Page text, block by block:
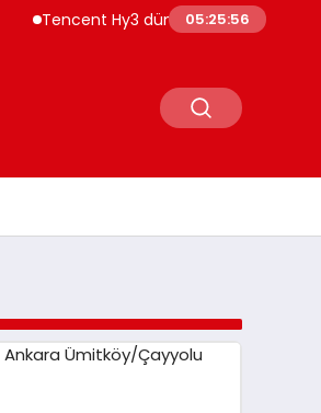
Tencent Hy3 dünya genelinde
05:25:57